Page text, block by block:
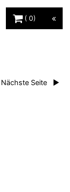
0
Nächste Seite